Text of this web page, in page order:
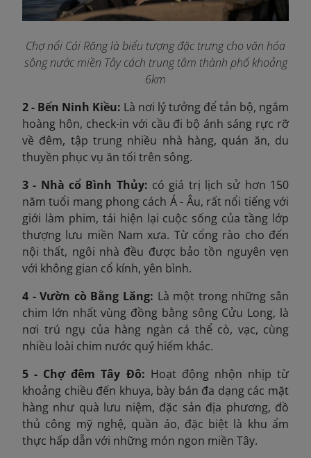
Chợ nổi Cái Răng là biểu tượng đặc trưng cho văn hóa
sông nước miền Tây cách trung tâm thành phố khoảng
6km
2 - Bến Ninh Kiều: Là nơi lý tưởng để tản bộ, ngắm
hoàng hôn, check-in với cầu đi bộ ánh sáng rực rỡ
về đêm, tập trung nhiều nhà hàng, quán ăn, du
thuyền phục vụ ăn tối trên sông.
3 - Nhà cổ Bình Thủy: có giá trị lịch sử hơn 150
năm tuổi mang phong cách Á - Âu, rất nổi tiếng với
giới làm phim, tái hiện lại cuộc sống của tầng lớp
thượng lưu miền Nam xưa. Từ cổng rào cho đến
nội thất, ngôi nhà đều được bảo tồn nguyên vẹn
với không gian cổ kính, yên bình.
4 - Vườn cò Bằng Lăng: Là một trong những sân
chim lớn nhất vùng đồng bằng sông Cửu Long, là
nơi trú ngụ của hàng ngàn cá thể cò, vạc, cùng
nhiều loài chim nước quý hiếm khác.
5 - Chợ đêm Tây Đô: Hoạt động nhộn nhịp từ
khoảng chiều đến khuya, bày bán đa dạng các mặt
hàng như quà lưu niệm, đặc sản địa phương, đồ
thủ công mỹ nghệ, quần áo, đặc biệt là khu ẩm
thực hấp dẫn với những món ngon miền Tây.